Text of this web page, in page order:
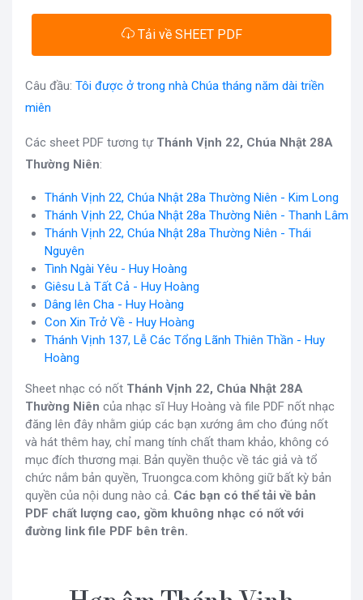
Tải về SHEET PDF
Câu đầu: Tôi được ở trong nhà Chúa tháng năm dài triền
miên
Các sheet PDF tương tự Thánh Vịnh 22, Chúa Nhật 28A
Thường Niên:
Thánh Vịnh 22, Chúa Nhật 28a Thường Niên - Kim Long
Thánh Vịnh 22, Chúa Nhật 28a Thường Niên - Thanh Lâm
Thánh Vịnh 22, Chúa Nhật 28a Thường Niên - Thái
Nguyên
Tình Ngài Yêu - Huy Hoàng
Giêsu Là Tất Cả - Huy Hoàng
Dâng lên Cha - Huy Hoàng
Con Xin Trở Về - Huy Hoàng
Thánh Vịnh 137, Lễ Các Tổng Lãnh Thiên Thần - Huy
Hoàng
Sheet nhạc có nốt Thánh Vịnh 22, Chúa Nhật 28A
Thường Niên của nhạc sĩ Huy Hoàng và file PDF nốt nhạc
đăng lên đây nhằm giúp các bạn xướng âm cho đúng nốt
và hát thêm hay, chỉ mang tính chất tham khảo, không có
mục đích thương mại. Bản quyền thuộc về tác giả và tổ
chức nắm bản quyền, Truongca.com không giữ bất kỳ bản
quyền của nội dung nào cả. Các bạn có thể tải về bản
PDF chất lượng cao, gồm khuông nhạc có nốt với
đường link file PDF bên trên.